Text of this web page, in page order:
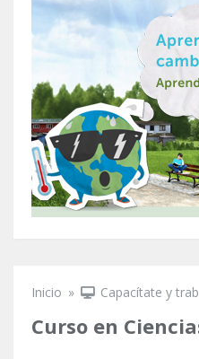
Inicio » Capacítate y
Curso en